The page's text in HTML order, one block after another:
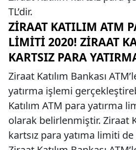
TL’dir.
ZIRAAT KATILIM ATM
LIMITI 2020! ZIRAAT
KARTSIZ PARA
Ziraat Katılım Bankası
yatırma işlemi
Katılım ATM para yatırma
olarak belirlenmiştir. Ziraat
kartsız para yatıma limiti de